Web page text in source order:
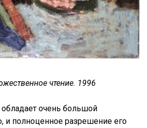
чтение. 1996
очень большой
и полноценное разрешение его